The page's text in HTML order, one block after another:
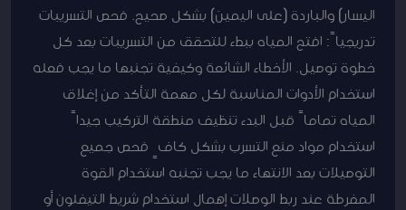
اليسار) والباردة (على اليمين) بشكل صحيح. فحص التسريبات
تدريجياً: افتح المياه ببطء للتحقق من التسريبات بعد كل
خطوة توصيل. الأخطاء الشائعة وكيفية تجنبها ما يجب فعله
استخدام الأدوات المناسبة لكل مهمة التأكد من إغلاق
المياه تماماً قبل البدء تنظيف منطقة التركيب جيداً
استخدام مواد منع التسرب بشكل كافٍ فحص جميع
التوصيلات بعد الانتهاء ما يجب تجنبه استخدام القوة
المفرطة عند ربط الوصلات إهمال استخدام شريط التيفلون أو